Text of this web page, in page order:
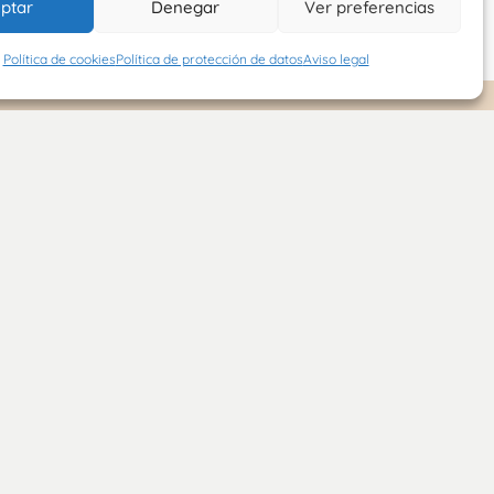
Denegar Ver preferencias
Política de cookiesPolítica de protección de datosAviso legal